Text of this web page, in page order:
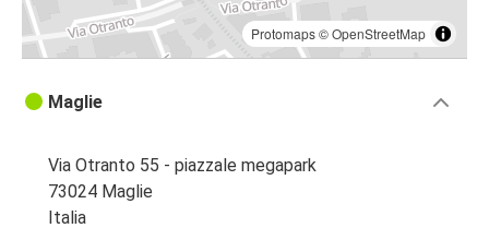
Protomaps©OpenStreetMap
Maglie
Via Otranto 55 - piazzale megapark
73024 Maglie
Italia